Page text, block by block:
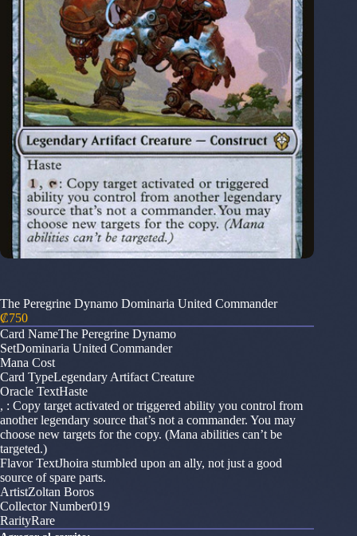
The Peregrine Dynamo Dominaria United Commander
₡750
Card NameThe Peregrine Dynamo
SetDominaria United Commander
Mana Cost
Card TypeLegendary Artifact Creature
Oracle TextHaste
, : Copy target activated or triggered ability you control from
another legendary source that’s not a commander. You may
choose new targets for the copy. (Mana abilities can’t be
targeted.)
Flavor TextJhoira stumbled upon an ally, not just a good
source of spare parts.
ArtistZoltan Boros
Collector Number019
RarityRare